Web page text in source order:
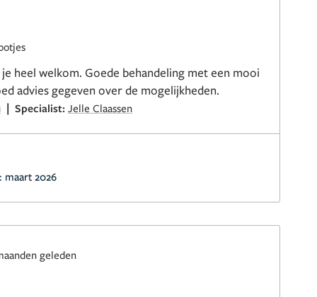
heel welkom. Goede behandeling met een mooi
advies gegeven over de mogelijkheden.
| Specialist: Jelle Claassen
maart 2026
geleden